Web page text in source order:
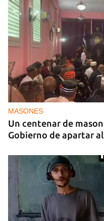
MASONES
Un centenar de
Gobierno de apartar